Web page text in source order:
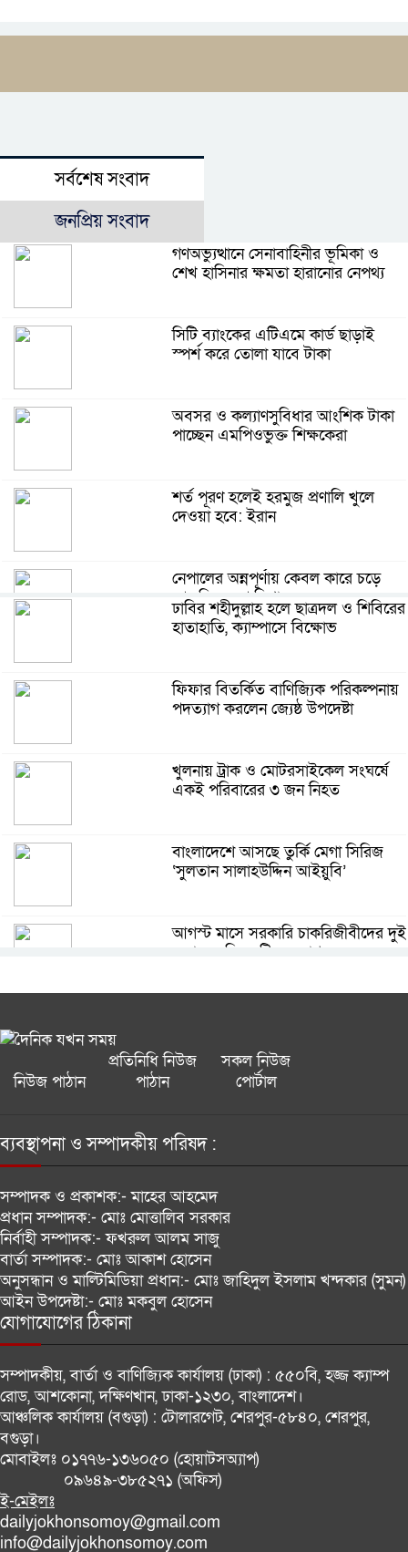
সর্বশেষ সংবাদ
জনপ্রিয় সংবাদ
গণঅভ্যুত্থানে সেনাবাহিনীর ভূমিকা ও
শেখ হাসিনার ক্ষমতা হারানোর নেপথ্য
সিটি ব্যাংকের এটিএমে কার্ড ছাড়াই
স্পর্শ করে তোলা যাবে টাকা
অবসর ও কল্যাণসুবিধার আংশিক টাকা
পাচ্ছেন এমপিওভুক্ত শিক্ষকেরা
শর্ত পূরণ হলেই হরমুজ প্রণালি খুলে
দেওয়া হবে: ইরান
নেপালের অন্নপূর্ণায় কেবল কারে চড়ে
আতঙ্কিত অপু বিশ্বাস
ও মাইক্রোপ্লাস্টিক
অবিশ্বাসের ভয়াবহ পরিণাম
প্রকল্পে চীনের উন্নয়ন সহযোগিতা
মহাসড়ক অবরোধ
ঢাবির শহীদুল্লাহ হলে ছাত্রদল ও শিবিরের
হাতাহাতি, ক্যাম্পাসে বিক্ষোভ
ফিফার বিতর্কিত বাণিজ্যিক পরিকল্পনায়
পদত্যাগ করলেন জ্যেষ্ঠ উপদেষ্টা
খুলনায় ট্রাক ও মোটরসাইকেল সংঘর্ষে
একই পরিবারের ৩ জন নিহত
বাংলাদেশে আসছে তুর্কি মেগা সিরিজ
‘সুলতান সালাহউদ্দিন আইয়ুবি’
আগস্ট মাসে সরকারি চাকরিজীবীদের দুই
দফায় ৮ দিন ছুটির সুযোগ
বিরুদ্ধে কঠোর ব্যবস্থা নেবে ডিএনসিসি
বাংলাদেশের সঙ্গে নতুন করে সম্পর্ক
গড়ার পরামর্শ ভারতীয় সংসদীয় কমিটির
সাফ চ্যাম্পিয়নশিপের ড্র: প্রতিপক্ষ
নিউজ পাঠান
প্রতিনিধি নিউজ
পাঠান
সকল নিউজ
পোর্টাল
ব্যবস্থাপনা ও সম্পাদকীয় পরিষদ :
সম্পাদক ও প্রকাশক:- মাহের আহমেদ
প্রধান সম্পাদক:- মোঃ মোত্তালিব সরকার
নির্বাহী সম্পাদক:- ফখরুল আলম সাজু
বার্তা সম্পাদক:- মোঃ আকাশ হোসেন
অনুসন্ধান ও মাল্টিমিডিয়া প্রধান:- মোঃ জাহিদুল ইসলাম খন্দকার (সুমন)
আইন উপদেষ্টা:- মোঃ মকবুল হোসেন
যোগাযোগের ঠিকানা
সম্পাদকীয়, বার্তা ও বাণিজ্যিক কার্যালয় (ঢাকা) : ৫৫০বি, হজ্জ ক্যাম্প
রোড, আশকোনা, দক্ষিণখান, ঢাকা-১২৩০, বাংলাদেশ।
আঞ্চলিক কার্যালয় (বগুড়া) : টোলারগেট, শেরপুর-৫৮৪০, শেরপুর,
বগুড়া।
মোবাইলঃ ০১৭৭৬-১৩৬০৫০ (হোয়াটসঅ্যাপ)
০৯৬৪৯-৩৮৫২৭১ (অফিস)
ই-মেইলঃ
dailyjokhonsomoy@gmail.com
info@dailyjokhonsomoy.com